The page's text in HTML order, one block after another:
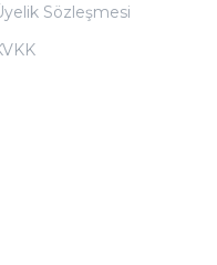
Sözleşmesi